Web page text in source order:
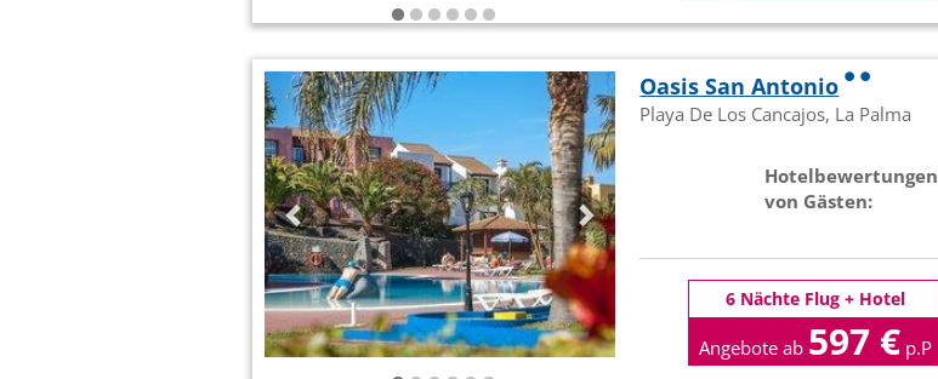
Oasis San Antonio
Playa De Los Cancajos, La Palma
Hotelbewertungen
von Gästen:
6 Nächte Flug + Hotel
Angebote ab 597 € p.P